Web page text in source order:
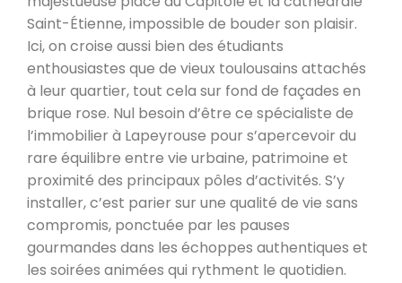
Saint-Étienne, impossible de bouder son plaisir.
Ici, on croise aussi bien des étudiants
enthousiastes que de vieux toulousains attachés
à leur quartier, tout cela sur fond de façades en
brique rose. Nul besoin d’être ce spécialiste de
l’immobilier à Lapeyrouse pour s’apercevoir du
rare équilibre entre vie urbaine, patrimoine et
proximité des principaux pôles d’activités. S’y
installer, c’est parier sur une qualité de vie sans
compromis, ponctuée par les pauses
gourmandes dans les échoppes authentiques et
les soirées animées qui rythment le quotidien.